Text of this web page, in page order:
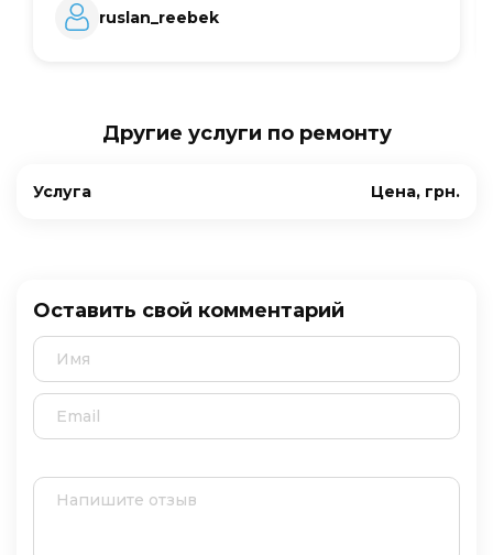
ruslan_reebek
Другие услуги по ремонту
Услуга Цена, грн.
Оставить свой комментарий